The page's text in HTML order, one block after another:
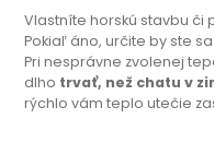
Vlastníte horskú stavbu či
Pokiaľ áno, určite by ste
Pri nesprávne zvolenej
dlho trvať, než chatu v
rýchlo vám teplo utečie